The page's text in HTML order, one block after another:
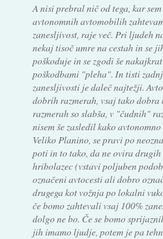
A nisi prebral nič od tega, kar
avtonomnih avtomobilih
zanesljivost, raje več. Pri ljudeh
nekaj tisoč umre na cestah in se
poškoduje in se zgodi še
poškodbami "pleha". In tisti
zanesljivosti je daleč najtežji.
dobrih razmerah, vsaj tako dobra
razmerah so slabša, v "čudnih"
nisem še zasledil kako
Veliko Planino, se pravi po
poti in to tako, da ne ovira drugih
hribolazec (vstavi poljuben
označeni avtocesti ali dobro
drugega kot vožnja po lokalni
če bomo zahtevali vsaj 100%
dolgo ne bo. Če se bomo
jih imamo ljudje, potem je pa